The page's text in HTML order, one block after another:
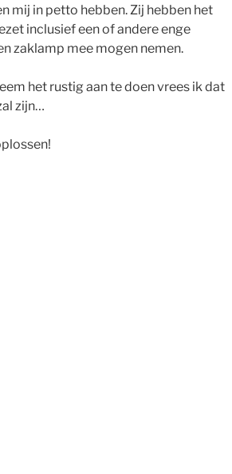
mij in petto hebben. Zij hebben het
inclusief een of andere enge
zaklamp mee mogen nemen.
het rustig aan te doen vrees ik dat
zijn…